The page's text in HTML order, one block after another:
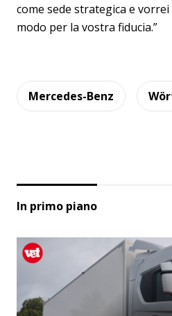
come sede strategica e
modo per la vostra fiducia.”
Mercedes-Benz
In primo piano